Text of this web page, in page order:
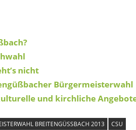
nicht
Bürgermeisterwahl
und kirchliche
BREITENGÜSSBACH 2013
CSU